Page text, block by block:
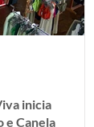
inicia
e Canela